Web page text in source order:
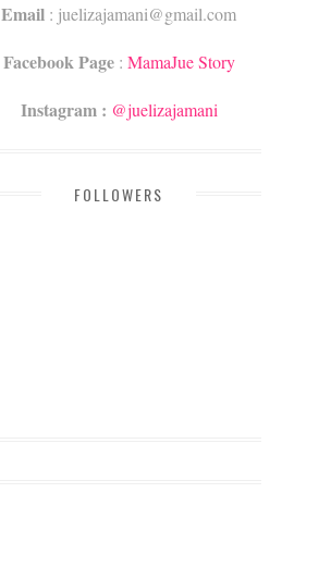
Email : juelizajamani@gmail.com
Facebook Page: MamaJue Story
Instagram : @juelizajamani
FOLLOWERS